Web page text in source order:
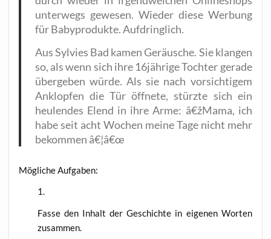
unter­wegs gewe­sen. Wie­der die­se Wer­bung
für Baby­pro­duk­te. Aufdringlich.
Aus Syl­vies Bad kamen Geräu­sche. Sie klan­gen
so, als wenn sich ihre 16jährige Toch­ter gera­de
über­ge­ben wür­de. Als sie nach vor­sich­ti­gem
Anklop­fen die Tür öff­ne­te, stürz­te sich ein
heu­len­des Elend in ihre Arme: â€žMama, ich
habe seit acht Wochen mei­ne Tage nicht mehr
bekom­men â€¦â€œ
Mög­li­che Aufgaben:
Fas­se den Inhalt der Geschich­te in eige­nen Wor­ten
zusammen.